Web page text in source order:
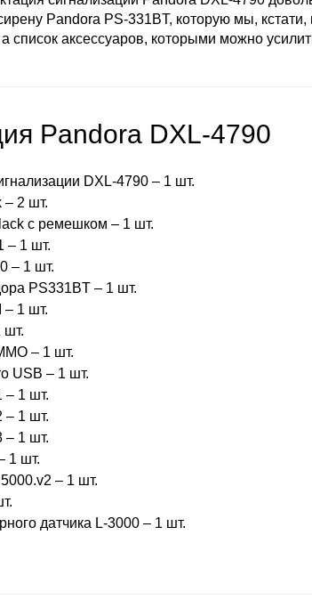
Pandora PS-331BT, которую мы,
список аксессуаров, которыми можно
Pandora DXL-4790
DXL-4790 – 1 шт.
– 2 шт.
с ремешком – 1 шт.
– 1 шт.
– 1 шт.
PS331BT – 1 шт.
– 1 шт.
шт.
– 1 шт.
USB – 1 шт.
– 1 шт.
– 1 шт.
– 1 шт.
1 шт.
– 1 шт.
датчика L-3000 – 1 шт.